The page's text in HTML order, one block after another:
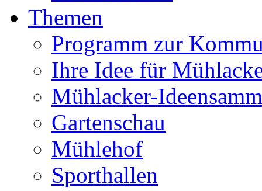
Themen
Programm zur
Ihre Idee für
Mühlacker-
Gartenschau
Mühlehof
Sporthallen